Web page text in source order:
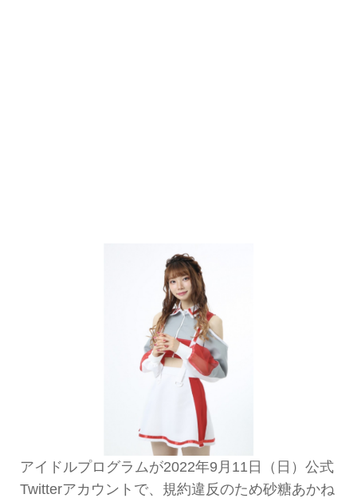
アイドルプログラムが2022年9月11日（日）公式
Twitterアカウントで、規約違反のため砂糖あかね